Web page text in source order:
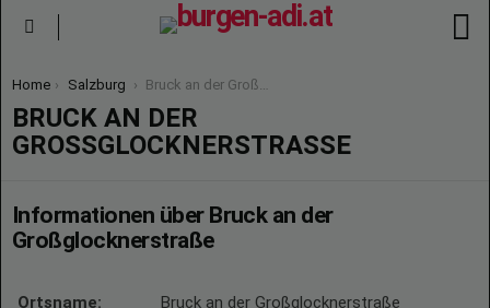
You are here:
Home Salzburg Bruck an der Großglocknerstraße
BRUCK AN DER
GROSSGLOCKNERSTRASSE
Informationen über Bruck an der
Großglocknerstraße
Ortsname: Bruck an der Großglocknerstraße